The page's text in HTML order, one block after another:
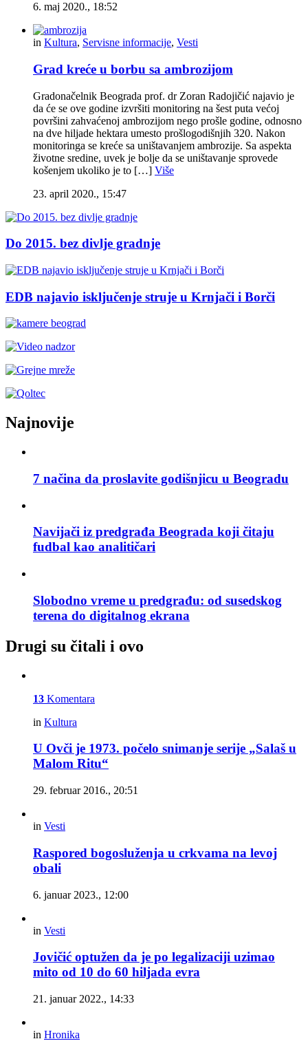
6. maj 2020., 18:52
in Kultura, Servisne informacije, Vesti
Grad kreće u borbu sa ambrozijom
Gradonačelnik Beograda prof. dr Zoran Radojičić najavio je
da će se ove godine izvršiti monitoring na šest puta većoj
površini zahvaćenoj ambrozijom nego prošle godine, odnosno
na dve hiljade hektara umesto prošlogodišnjih 320. Nakon
monitoringa se kreće sa uništavanjem ambrozije. Sa aspekta
životne sredine, uvek je bolje da se uništavanje sprovede
košenjem ukoliko je to […] Više
23. april 2020., 15:47
Do 2015. bez divlje gradnje
EDB najavio isključenje struje u Krnjači i Borči
Najnovije
7 načina da proslavite godišnjicu u Beogradu
Navijači iz predgrađa Beograda koji čitaju
fudbal kao analitičari
Slobodno vreme u predgrađu: od susedskog
terena do digitalnog ekrana
Drugi su čitali i ovo
13 Komentara
in Kultura
U Ovči je 1973. počelo snimanje serije „Salaš u
Malom Ritu“
29. februar 2016., 20:51
in Vesti
Raspored bogosluženja u crkvama na levoj
obali
6. januar 2023., 12:00
in Vesti
Jovičić optužen da je po legalizaciji uzimao
mito od 10 do 60 hiljada evra
21. januar 2022., 14:33
in Hronika